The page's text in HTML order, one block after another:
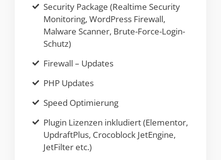
Security Package (Realtime Security
Monitoring, WordPress Firewall,
Malware Scanner, Brute-Force-Login-
Schutz)
Firewall – Updates
PHP Updates
Speed Optimierung
Plugin Lizenzen inkludiert (Elementor,
UpdraftPlus, Crocoblock JetEngine,
JetFilter etc.)